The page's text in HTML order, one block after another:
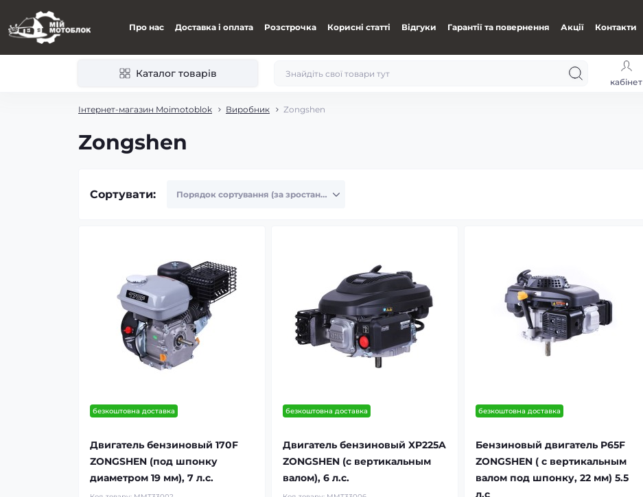
Про нас Доставка і оплата Розстрочка Корисні статті Відгуки Гарантії та повернення Акції Контакти
Каталог товарів
кабінет
Інтернет-магазин Moimotoblok Виробник Zongshen
Zongshen
Сортувати:
безкоштовна доставка
Двигатель бензиновый 170F
ZONGSHEN (под шпонку
диаметром 19 мм), 7 л.с.
безкоштовна доставка
Двигатель бензиновый XP225A
ZONGSHEN (с вертикальным
валом), 6 л.с.
безкоштовна доставка
Бензиновый двигатель P65F
ZONGSHEN ( с вертикальным
валом под шпонку, 22 мм) 5.5
л.с